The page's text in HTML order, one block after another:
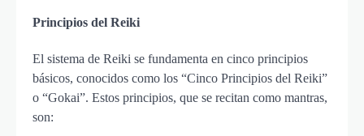
Principios del Reiki
El sistema de Reiki se fundamenta en cinco principios
básicos, conocidos como los “Cinco Principios del Reiki”
o “Gokai”. Estos principios, que se recitan como mantras,
son: